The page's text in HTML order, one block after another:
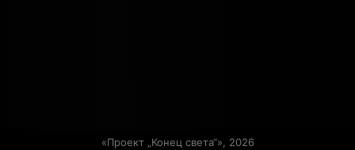
«Проект „Конец света“», 2026